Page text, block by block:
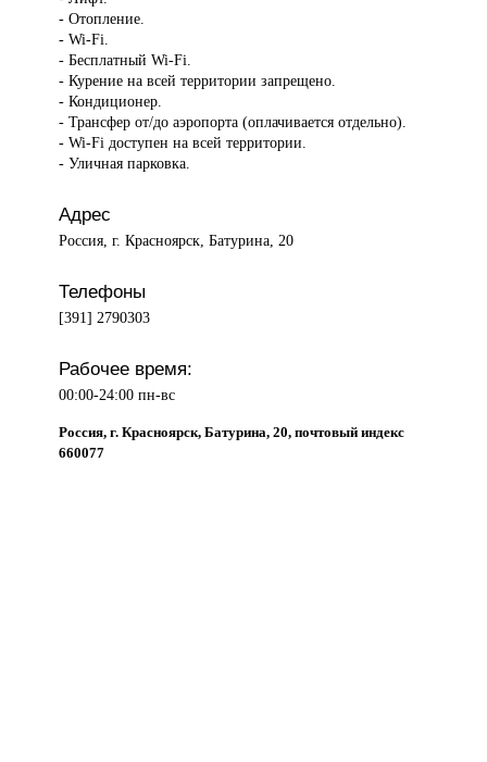
- Отопление.
- Wi-Fi.
- Бесплатный Wi-Fi.
- Курение на всей территории запрещено.
- Кондиционер.
- Трансфер от/до аэропорта (оплачивается отдельно).
- Wi-Fi доступен на всей территории.
- Уличная парковка.
Адрес
Россия, г. Красноярск, Батурина, 20
Телефоны
[391] 2790303
Рабочее время:
00:00-24:00 пн-вс
Россия, г. Красноярск, Батурина, 20, почтовый индекс
660077